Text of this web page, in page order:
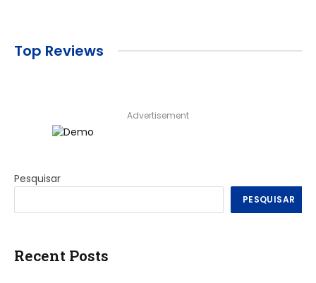
Top Reviews
Advertisement
Pesquisar
PESQUISAR
Recent Posts